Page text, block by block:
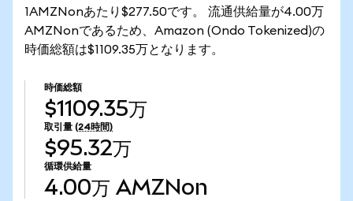
1AMZNonあたり$277.50です。 流通供給量が4.00万
AMZNonであるため、Amazon (Ondo Tokenized)の
時価総額は$1109.35万となります。
時価総額
$1109.35万
取引量 (24時間)
$95.32万
循環供給量
4.00万 AMZNon